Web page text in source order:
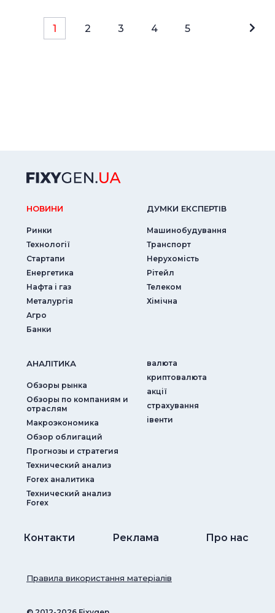
1 2 3 4 5
НОВИНИ
Ринки
Технології
Стартапи
Енергетика
Нафта і газ
Металургія
Агро
Банки
ДУМКИ ЕКСПЕРТIВ
Машинобудування
Транспорт
Нерухомість
Рітейл
Телеком
Хімічна
АНАЛIТИКА
Обзоры рынка
Обзоры по компаниям и
отраслям
Макроэкономика
Обзор облигаций
Прогнозы и стратегия
Технический анализ
Forex аналитика
Технический анализ
Forex
валюта
криптовалюта
акції
страхування
iвенти
Контакти Реклама Про нас
Правила використання матеріалів